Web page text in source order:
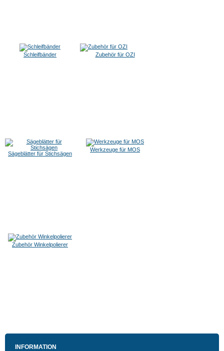
Schleifbänder Zubehör für OZI
Sägeblätter für Stichsägen
Werkzeuge für MOS
Zubehör Winkelpolierer
INFORMATION